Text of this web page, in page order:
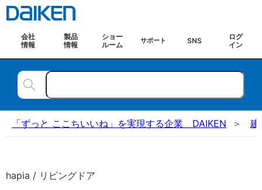
会社
情報
製品
情報
ショー
ルーム
サポート SNS
ログ
イン
「ずっと ここちいいね」を実現する企業 DAIKEN 建
hapia / リビングドア